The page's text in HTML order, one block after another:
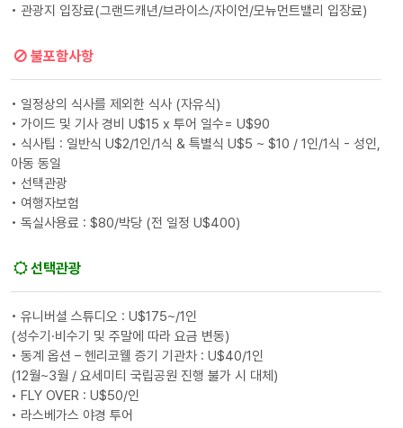
• 관광지 입장료(그랜드캐년/브라이스/자이언/모뉴먼트밸리 입장료)
불포함사항
• 일정상의 식사를 제외한 식사 (자유식)
• 가이드 및 기사 경비 U$15 x 투어 일수= U$90
• 식사팁 : 일반식 U$2/1인/1식 & 특별식 U$5 ~ $10 / 1인/1식 - 성인,
아동 동일
• 선택관광
• 여행자보험
• 독실사용료 : $80/박당 (전 일정 U$400)
선택관광
• 유니버셜 스튜디오 : U$175~/1인
(성수기·비수기 및 주말에 따라 요금 변동)
• 동계 옵션 – 헨리코웰 증기 기관차 : U$40/1인
(12월~3월 / 요세미티 국립공원 진행 불가 시 대체)
• FLY OVER : U$50/인
• 라스베가스 야경 투어